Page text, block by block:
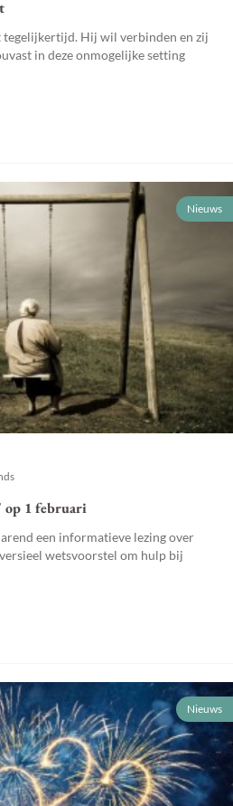
Hij wil verbinden en zij
in deze onmogelijke setting
Nieuws
op 1 februari
een informatieve lezing over
wetsvoorstel om hulp bij
Nieuws